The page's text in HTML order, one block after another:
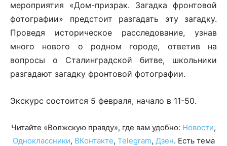
мероприятия «Дом-призрак. Загадка фронтовой
фотографии» предстоит разгадать эту загадку.
Проведя историческое расследование, узнав
много нового о родном городе, ответив на
вопросы о Сталинградской битве, школьники
разгадают загадку фронтовой фотографии.
Экскурс состоится 5 февраля, начало в 11-50.
Читайте «Волжскую правду», где вам удобно: Новости,
Одноклассники, ВКонтакте, Telegram, Дзен. Есть тема